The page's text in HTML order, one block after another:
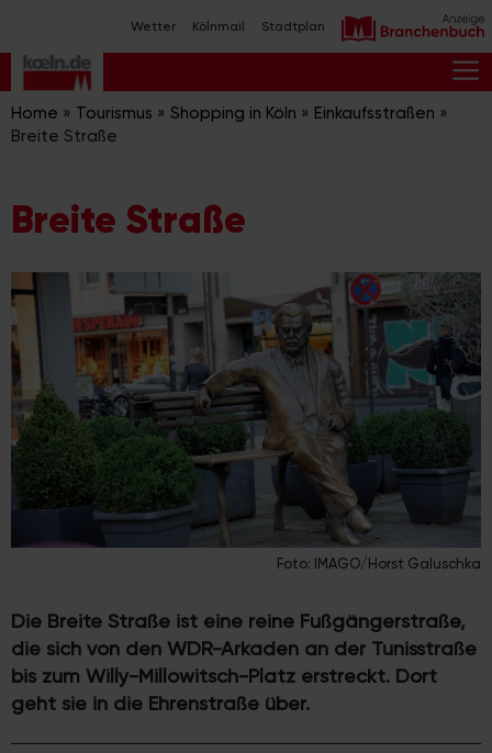
Inhalt
springen
Wetter Kölnmail Stadtplan
Home » Tourismus » Shopping in Köln » Einkaufsstraßen »
Breite Straße
Breite Straße
Foto: IMAGO/Horst Galuschka
Die Breite Straße ist eine reine Fußgängerstraße,
die sich von den WDR-Arkaden an der Tunisstraße
bis zum Willy-Millowitsch-Platz erstreckt. Dort
geht sie in die Ehrenstraße über.